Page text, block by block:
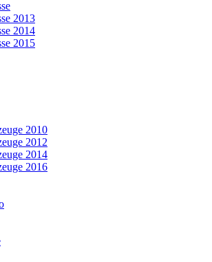
2013
2014
2015
2010
2012
2014
2016